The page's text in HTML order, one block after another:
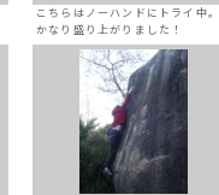
こちらはノーハンドにトライ中。
かなり盛り上がりました！